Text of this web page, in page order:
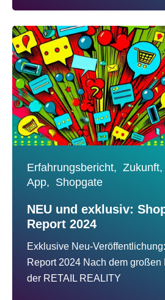
Erfahrungsbericht, Zukunft,
App, Shopgate
NEU und exklusiv:
Report 2024
Exklusive Neu-
Report 2024 Nach dem großen
der RETAIL REALITY